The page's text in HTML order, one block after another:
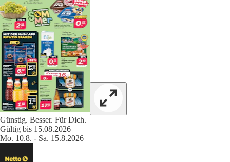
Günstig. Besser. Für Dich.
Gültig bis 15.08.2026
Mo. 10.8. - Sa. 15.8.2026